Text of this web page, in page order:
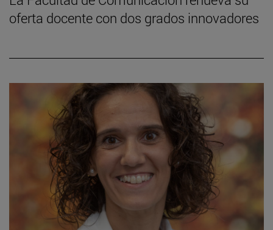
oferta docente con dos grados innovadores